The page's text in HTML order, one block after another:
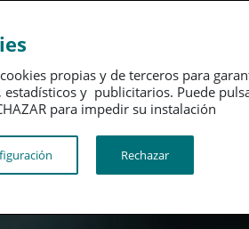
Ahorro
propias y de terceros para
y publicitarios. Puede
para impedir su instalación​​​​​​​
Rechazar